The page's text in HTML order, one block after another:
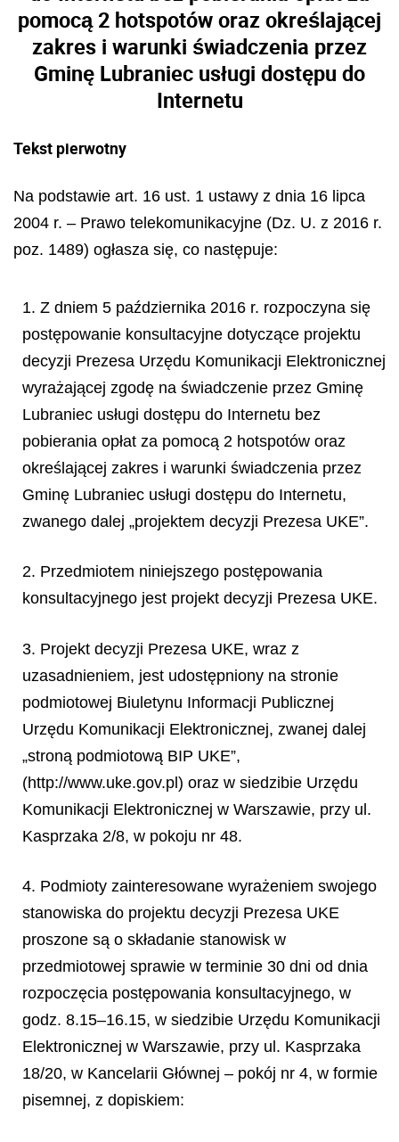
pomocą 2 hotspotów oraz określającej
zakres i warunki świadczenia przez
Gminę Lubraniec usługi dostępu do
Internetu
Tekst pierwotny
Na podstawie art. 16 ust. 1 ustawy z dnia 16 lipca
2004 r. – Prawo telekomunikacyjne (Dz. U. z 2016 r.
poz. 1489) ogłasza się, co następuje:
1. Z dniem 5 października 2016 r. rozpoczyna się
postępowanie konsultacyjne dotyczące projektu
decyzji Prezesa Urzędu Komunikacji Elektronicznej
wyrażającej zgodę na świadczenie przez Gminę
Lubraniec usługi dostępu do Internetu bez
pobierania opłat za pomocą 2 hotspotów oraz
określającej zakres i warunki świadczenia przez
Gminę Lubraniec usługi dostępu do Internetu,
zwanego dalej „projektem decyzji Prezesa UKE”.
2. Przedmiotem niniejszego postępowania
konsultacyjnego jest projekt decyzji Prezesa UKE.
3. Projekt decyzji Prezesa UKE, wraz z
uzasadnieniem, jest udostępniony na stronie
podmiotowej Biuletynu Informacji Publicznej
Urzędu Komunikacji Elektronicznej, zwanej dalej
„stroną podmiotową BIP UKE”,
(http://www.uke.gov.pl) oraz w siedzibie Urzędu
Komunikacji Elektronicznej w Warszawie, przy ul.
Kasprzaka 2/8, w pokoju nr 48.
4. Podmioty zainteresowane wyrażeniem swojego
stanowiska do projektu decyzji Prezesa UKE
proszone są o składanie stanowisk w
przedmiotowej sprawie w terminie 30 dni od dnia
rozpoczęcia postępowania konsultacyjnego, w
godz. 8.15–16.15, w siedzibie Urzędu Komunikacji
Elektronicznej w Warszawie, przy ul. Kasprzaka
18/20, w Kancelarii Głównej – pokój nr 4, w formie
pisemnej, z dopiskiem: